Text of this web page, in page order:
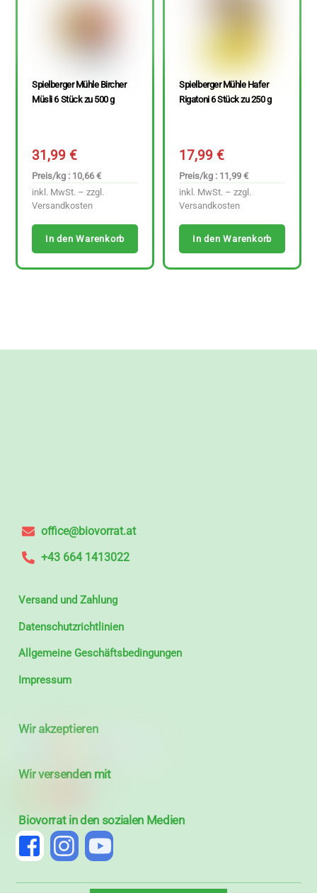
Spielberger Mühle Bircher
Müsli 6 Stück zu 500 g
31,99€
Preis/kg : 10,66 €
inkl. MwSt. – zzgl.
Versandkosten
In den Warenkorb
Spielberger Mühle Hafer
Rigatoni 6 Stück zu 250 g
17,99€
Preis/kg : 11,99 €
inkl. MwSt. – zzgl.
Versandkosten
In den Warenkorb
office@biovorrat.at
+43 664 1413022
Versand und Zahlung
Datenschutzrichtlinien
Allgemeine Geschäftsbedingungen
Impressum
Wir akzeptieren
Wir versenden mit
Biovorrat in den sozialen Medien